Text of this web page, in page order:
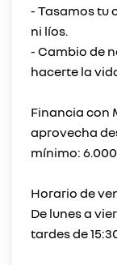
- Tasamos tu
ni líos.
- Cambio de
hacerte la
Financia con
aprovecha
mínimo:
Horario de
De lunes a
tardes de